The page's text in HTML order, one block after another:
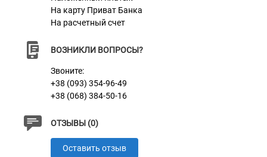
На карту Приват Банка
На расчетный счет
ВОЗНИКЛИ ВОПРОСЫ?
Звоните:
+38 (093) 354-96-49
+38 (068) 384-50-16
ОТЗЫВЫ (0)
Оставить отзыв
Материал Нейлон + Неопрен + 3D сетка